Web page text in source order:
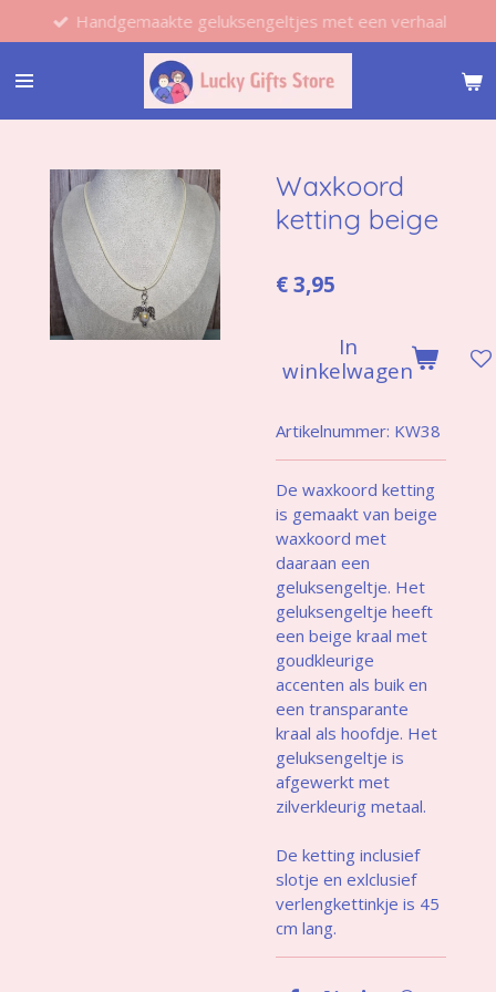
direct
naar
hoofdinhoud
Handgemaakte geluksengeltjes met een verhaal
Waxkoord
ketting beige
€ 3,95
In
winkelwagen
Artikelnummer: KW38
De waxkoord ketting
is gemaakt van beige
waxkoord met
daaraan een
geluksengeltje. Het
geluksengeltje heeft
een beige kraal met
goudkleurige
accenten als buik en
een transparante
kraal als hoofdje. Het
geluksengeltje is
afgewerkt met
zilverkleurig metaal.
De ketting inclusief
slotje en exlclusief
verlengkettinkje is 45
cm lang.